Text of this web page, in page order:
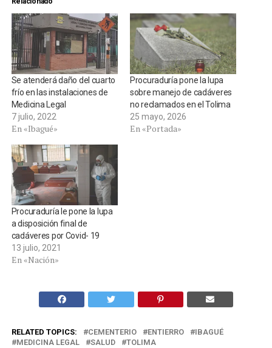
Se atenderá daño del cuarto
frío en las instalaciones de
Medicina Legal
7 julio, 2022
En «Ibagué»
Procuraduría pone la lupa
sobre manejo de cadáveres
no reclamados en el Tolima
25 mayo, 2026
En «Portada»
Procuraduría le pone la lupa
a disposición final de
cadáveres por Covid- 19
13 julio, 2021
En «Nación»
RELATED TOPICS: CEMENTERIO ENTIERRO
IBAGUÉ
MEDICINA LEGAL
SALUD TOLIMA